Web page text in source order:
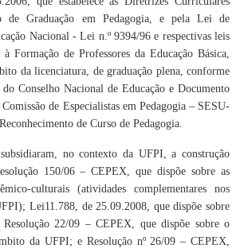
de Graduação em Pedagogia, e pela Lei de
Nacional - Lei n.º 9394/96 e respectivas leis
Formação de Professores da Educação Básica,
da licenciatura, de graduação plena, conforme
Conselho Nacional de Educação e Documento
de Especialistas em Pedagogia – SESU-
de Curso de Pedagogia.
no contexto da UFPI, a construção
150/06 – CEPEX, que dispõe sobre as
culturais (atividades complementares nos
Lei11.788, de 25.09.2008, que dispõe sobre
Resolução 22/09 – CEPEX, que dispõe sobre o
da UFPI; e Resolução nº 26/09 – CEPEX,